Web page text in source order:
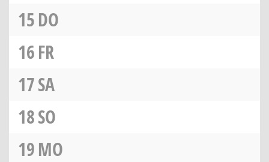
15DO
16FR
17SA
18SO
19MO